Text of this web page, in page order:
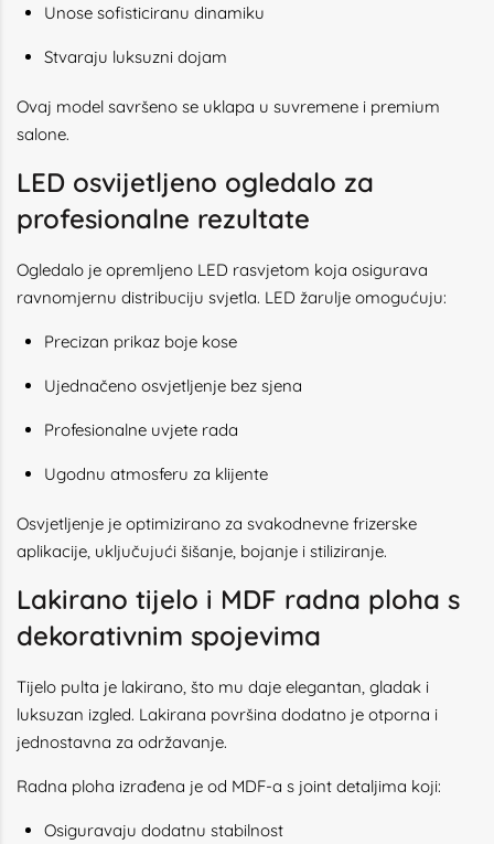
Unose sofisticiranu dinamiku
Stvaraju luksuzni dojam
Ovaj model savršeno se uklapa u suvremene i premium
salone.
LED osvijetljeno ogledalo za
profesionalne rezultate
Ogledalo je opremljeno LED rasvjetom koja osigurava
ravnomjernu distribuciju svjetla. LED žarulje omogućuju:
Precizan prikaz boje kose
Ujednačeno osvjetljenje bez sjena
Profesionalne uvjete rada
Ugodnu atmosferu za klijente
Osvjetljenje je optimizirano za svakodnevne frizerske
aplikacije, uključujući šišanje, bojanje i stiliziranje.
Lakirano tijelo i MDF radna ploha s
dekorativnim spojevima
Tijelo pulta je lakirano, što mu daje elegantan, gladak i
luksuzan izgled. Lakirana površina dodatno je otporna i
jednostavna za održavanje.
Radna ploha izrađena je od MDF-a s joint detaljima koji:
Osiguravaju dodatnu stabilnost